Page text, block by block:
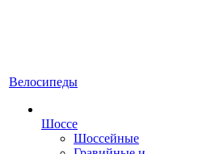
Велосипеды
Шоссе
Шоссейные